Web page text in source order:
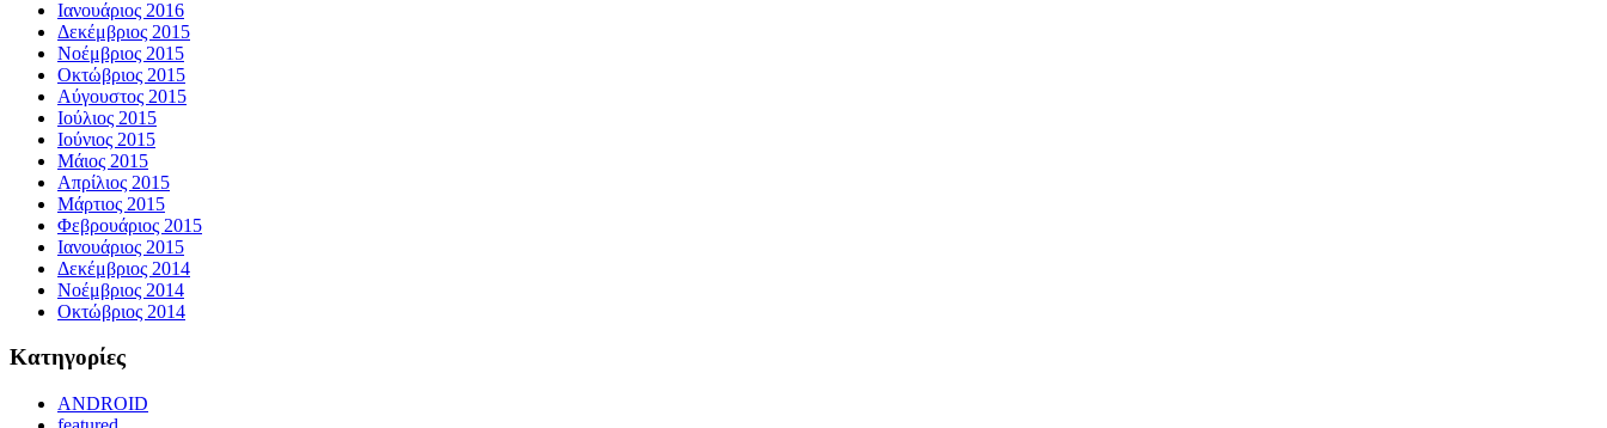
Ιανουάριος 2016
Δεκέμβριος 2015
Νοέμβριος 2015
Οκτώβριος 2015
Αύγουστος 2015
Ιούλιος 2015
Ιούνιος 2015
Μάιος 2015
Απρίλιος 2015
Μάρτιος 2015
Φεβρουάριος 2015
Ιανουάριος 2015
Δεκέμβριος 2014
Νοέμβριος 2014
Οκτώβριος 2014
Kατηγορίες
ANDROID